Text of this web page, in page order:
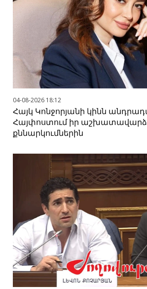
04-08-2026 18:12
Հայկ Կոնջորյանի կինն
Հայփոստում իր
քննարկումներին